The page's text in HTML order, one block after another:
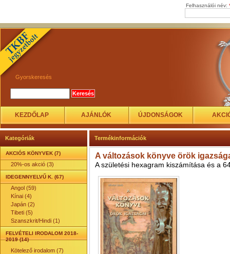
Felhasználói név:
Gyorskeresés
KEZDŐLAP AJÁNLÓK ÚJDONSÁGOK
Kategóriák
AKCIÓS KÖNYVEK (7)
20%-os akció (3)
IDEGENNYELVŰ K. (67)
Angol (59)
Kínai (4)
Japán (2)
Tibeti (5)
Szanszkrit/Hindi (1)
FELVÉTELI IRODALOM 2018-
2019 (14)
Kötelező irodalom (7)
Termékinformációk
A változások könyve örök
A születési hexagram kiszámítása és a